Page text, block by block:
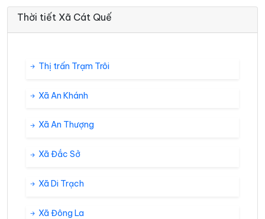
Thời tiết Xã Cát Quế
Thị trấn Trạm Trôi
Xã An Khánh
Xã An Thượng
Xã Đắc Sở
Xã Di Trạch
Xã Đông La